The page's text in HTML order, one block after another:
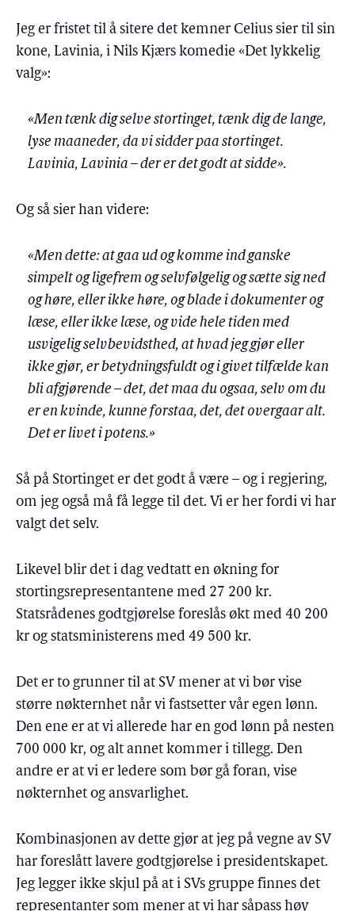
Jeg er fristet til å sitere det kemner Celius sier til sin
kone, Lavinia, i Nils Kjærs komedie «Det lykkelig
valg»:
«Men tænk dig selve stortinget, tænk dig de lange,
lyse maaneder, da vi sidder paa stortinget.
Lavinia, Lavinia – der er det godt at sidde».
Og så sier han videre:
«Men dette: at gaa ud og komme ind ganske
simpelt og ligefrem og selvfølgelig og sætte sig ned
og høre, eller ikke høre, og blade i dokumenter og
læse, eller ikke læse, og vide hele tiden med
usvigelig selvbevidsthed, at hvad jeg gjør eller
ikke gjør, er betydningsfuldt og i givet tilfælde kan
bli afgjørende – det, det maa du ogsaa, selv om du
er en kvinde, kunne forstaa, det, det overgaar alt.
Det er livet i potens.»
Så på Stortinget er det godt å være – og i regjering,
om jeg også må få legge til det. Vi er her fordi vi har
valgt det selv.
Likevel blir det i dag vedtatt en økning for
stortingsrepresentantene med 27 200 kr.
Statsrådenes godtgjørelse foreslås økt med 40 200
kr og statsministerens med 49 500 kr.
Det er to grunner til at SV mener at vi bør vise
større nøkternhet når vi fastsetter vår egen lønn.
Den ene er at vi allerede har en god lønn på nesten
700 000 kr, og alt annet kommer i tillegg. Den
andre er at vi er ledere som bør gå foran, vise
nøkternhet og ansvarlighet.
Kombinasjonen av dette gjør at jeg på vegne av SV
har foreslått lavere godtgjørelse i presidentskapet.
Jeg legger ikke skjul på at i SVs gruppe finnes det
representanter som mener at vi har såpass høy